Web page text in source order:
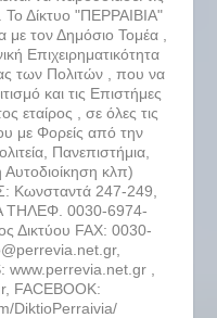
Το Δίκτυο "ΠΕΡΡΑΙΒΙΑ"
με τον Δημόσιο Τομέα ,
Επιχειρηματικότητα
των Πολιτών , που να
και τις Επιστήμες
εταίρος , σε όλες τις
με Φορείς από την
Πανεπιστήμια,
Αυτοδιοίκηση κλπ)
247-249,
0030-6974-
Δικτύου FAX: 0030-
,
FACEBOOK:
DiktioPerraivia/